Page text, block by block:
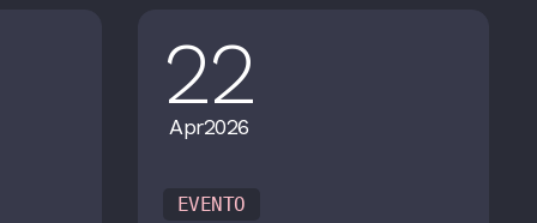
22
Apr2026
EVENTO